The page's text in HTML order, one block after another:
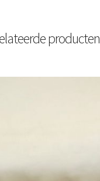
producten